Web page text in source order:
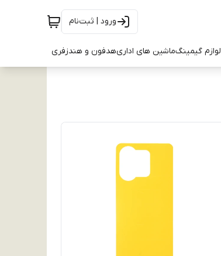
ورود | ثبت‌نام
لوازم گیمینگماشین های اداریهدفون و هندزفری